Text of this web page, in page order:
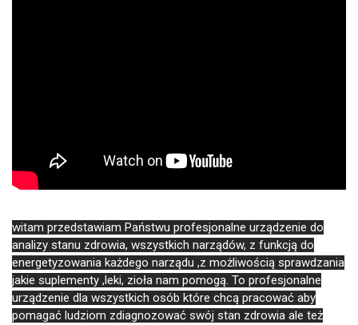
witam przedstawiam Państwu profesjonalne urządzenie do
analizy stanu zdrowia, wszystkich narządów, z funkcją do
energetyzowania każdego narządu ,z możliwością sprawdzania
jakie suplementy ,leki, zioła nam pomogą. To profesjonalne
urządzenie dla wszystkich osób które chcą pracować aby
pomagać ludziom zdiagnozować swój stan zdrowia ale też